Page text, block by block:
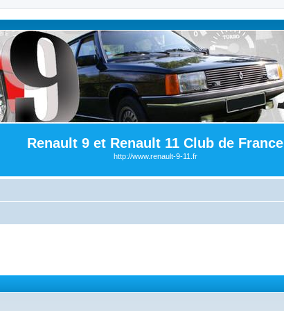
Renault 9 et Renault 11 Club de France
http://www.renault-9-11.fr